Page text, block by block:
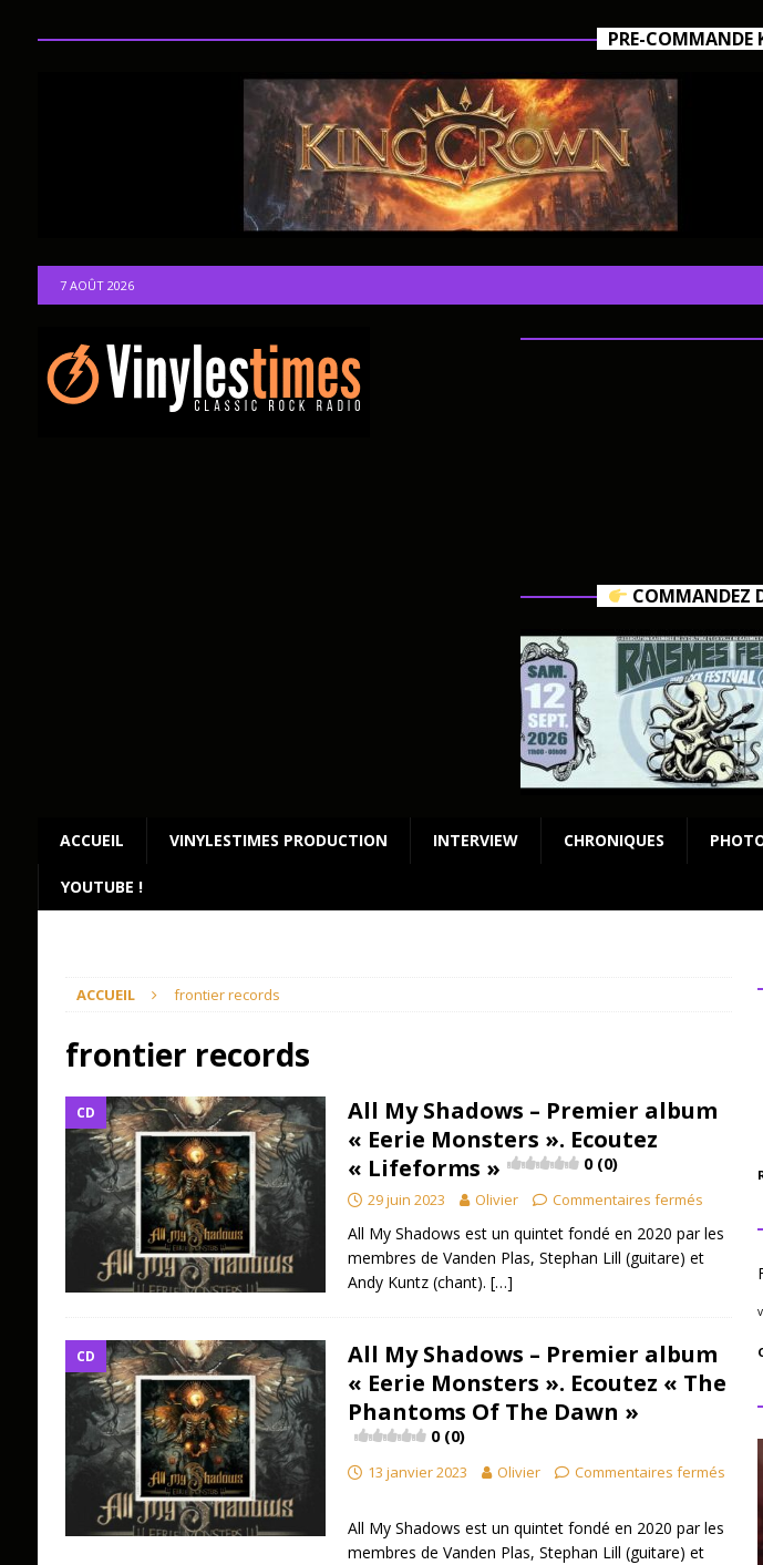
PRE-COMMANDE
7 AOÛT 2026
COMMANDEZ
ACCUEIL VINYLESTIMES PRODUCTION INTERVIEW CHRONIQUES
YOUTUBE !
ACCUEIL frontier records
frontier records
CD
All My Shadows – Premier album
« Eerie Monsters ». Ecoutez
« Lifeforms »
0 (0)
29 juin 2023 Olivier Commentaires fermés
All My Shadows est un quintet fondé en 2020 par les
membres de Vanden Plas, Stephan Lill (guitare) et
Andy Kuntz (chant). […]
CD
All My Shadows – Premier album
« Eerie Monsters ». Ecoutez « The
Phantoms Of The Dawn »
0 (0)
13 janvier 2023 Olivier Commentaires fermés
All My Shadows est un quintet fondé en 2020 par les
membres de Vanden Plas, Stephan Lill (guitare) et